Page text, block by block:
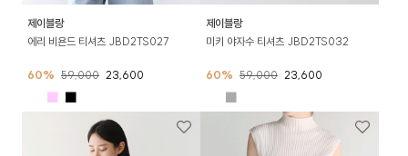
제이블랑
에리 비욘드 티셔츠 JBD2TS027
60% 59,000 23,600
■ ■
제이블랑
미키 야자수 티셔츠 JBD2TS032
60% 59,000 23,600
■